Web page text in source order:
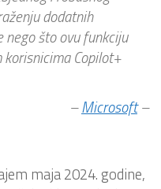
dodatnih
što ovu funkciju
Copilot+
–Microsoft–
maja 2024. godine,